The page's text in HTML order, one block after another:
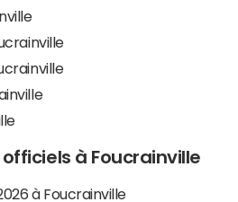
à Foucrainville
à Foucrainville